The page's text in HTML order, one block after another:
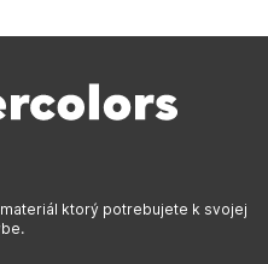
ktorý potrebujete k svojej